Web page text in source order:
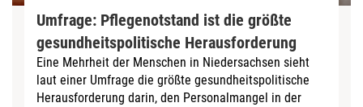
Umfrage: Pflegenotstand ist die größte
gesundheitspolitische Herausforderung
Eine Mehrheit der Menschen in Niedersachsen sieht
laut einer Umfrage die größte gesundheitspolitische
Herausforderung darin, den Personalmangel in der